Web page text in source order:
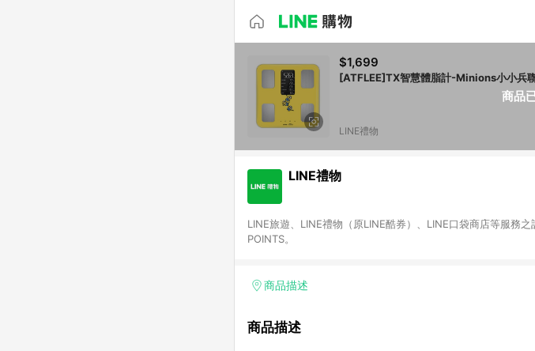
商品
$1,699
[ATFLEE]TX智慧體脂計-Minions小小兵
LINE禮物
LINE禮物
LINE旅遊、LINE禮物（原LINE酷券）、LINE口袋商店等服務
POINTS。
商品描述
商品描述